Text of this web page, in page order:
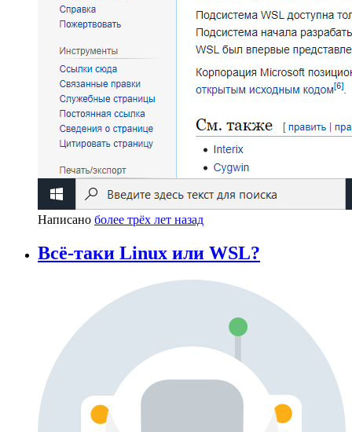
Написано более трёх лет назад
Всё-таки Linux или WSL?